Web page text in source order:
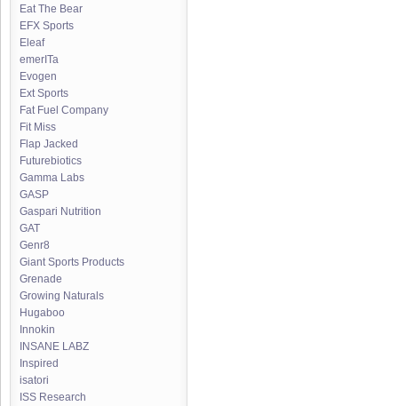
Eat The Bear
EFX Sports
Eleaf
emerITa
Evogen
Ext Sports
Fat Fuel Company
Fit Miss
Flap Jacked
Futurebiotics
Gamma Labs
GASP
Gaspari Nutrition
GAT
Genr8
Giant Sports Products
Grenade
Growing Naturals
Hugaboo
Innokin
INSANE LABZ
Inspired
isatori
ISS Research